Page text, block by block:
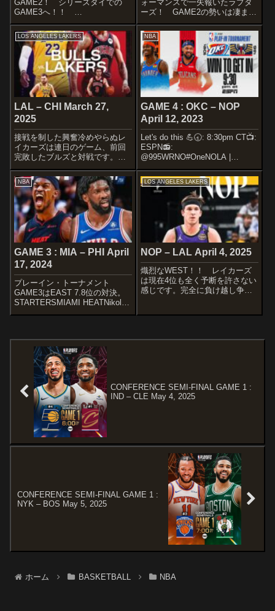
GAME2！ シリーズタイでの
GAME3へ！！
STARTERSNEW YORK
KNICKSRound 1 Game 3
pic.twitter.com/qIku21LAvH—
NEW YORK KNICKS (@...
ォーマンスで一矢報いたラプタ
ーズ！ GAME2の勢いは凄まじ
かったですね～
STARTERSCLEVELAND
CAVALIERSROUND 1, GAME 4
STARTERS. #LetEmKnow
pic.t...
LOS ANGELES LAKERS
LAL – CHI March 27,
2025
接戦を制した興奮冷めやらぬレ
イカーズは連日のゲーム、前回
完敗したブルズと対戦です。
STARTERSLOS ANGELES
LAKERSDorian Finney-
SmithLeBron JamesJaxon
HayesAustin Reav...
NBA
GAME 4 : OKC – NOP
April 12, 2023
Let's do this 💪🕣: 8:30pm CT📺:
ESPN📻:
@995WRNO#OneNOLA |
@SmoothieKing
pic.twitter.com/SkcWtr2DPS—
New Orleans Pelicans (...
NBA
GAME 3 : MIA – PHI April
17, 2024
プレーイン・トーナメント
GAME3はEAST 7.8位の対決。
STARTERSMIAMI HEATNikola
JovicJimmy ButlerBam
LOS ANGELES LAKERS
NOP – LAL April 4, 2025
熾烈なWEST！！ レイカーズ
は現在4位も全く予断を許さない
感じです。完全に負け越し争い
...
CONFERENCE SEMI-FINAL GAME 1 :
IND – CLE May 4, 2025
CONFERENCE SEMI-FINAL GAME 1 :
NYK – BOS May 5, 2025
ホーム BASKETBALL NBA